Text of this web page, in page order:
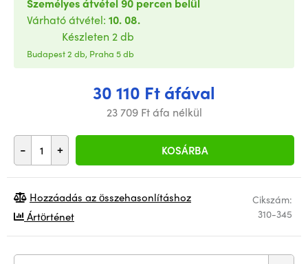
30 110 Ft áfával
23 709 Ft áfa nélkül
- + KOSÁRBA
Várható átvétel: 10. 08.
Készleten 2 db
Budapest 2 db, Praha 5 db
Cikszám:
310-345
Hozzáadás az összehasonlításhoz
Ártörténet